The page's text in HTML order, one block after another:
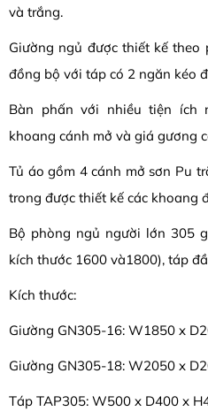
và trắng.
Giường ngủ được thiết kế theo
đồng bộ với táp có 2 ngăn kéo
Bàn phấn với nhiều tiện ích
khoang cánh mở và giá gương
Tủ áo gồm 4 cánh mở sơn Pu
trong được thiết kế các khoang
Bộ phòng ngủ người lớn 305
kích thước 1600 và1800), táp
Kích thước:
Giường GN305-16: W1850 x
Giường GN305-18: W2050 x
Táp TAP305: W500 x D400 x